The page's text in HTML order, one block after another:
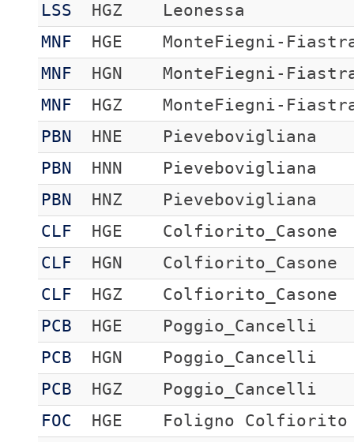
LSS
HGZ
Leonessa
MNF
HGE
MonteFiegni-
MNF
HGN
MonteFiegni-
MNF
HGZ
MonteFiegni-
PBN
HNE
Pievebovigliana
PBN
HNN
Pievebovigliana
PBN
HNZ
Pievebovigliana
CLF
HGE
Colfiorito_Casone
CLF
HGN
Colfiorito_Casone
CLF
HGZ
Colfiorito_Casone
PCB
HGE
Poggio_Cancelli
PCB
HGN
Poggio_Cancelli
PCB
HGZ
Poggio_Cancelli
FOC
HGE
Foligno Colfiorito